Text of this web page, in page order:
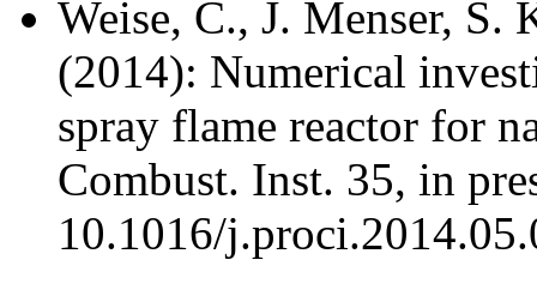
Weise, C., J. Menser,
(2014): Numerical
spray flame reactor for
Combust. Inst. 35, in
10.1016/